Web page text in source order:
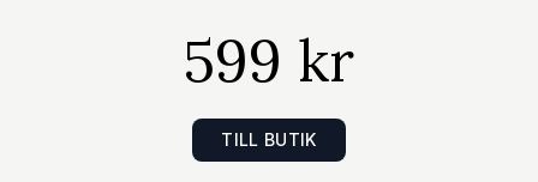
mata orgasmerna.Kärnan i The Rabbit ligger i des
s innovativa design. Den böjliga kroppen är utfor
mad med en bred, räfflad spets som ger förbättra
d inre stimulans, medan den flexibla, externa arme
599 kr
TILL BUTIK